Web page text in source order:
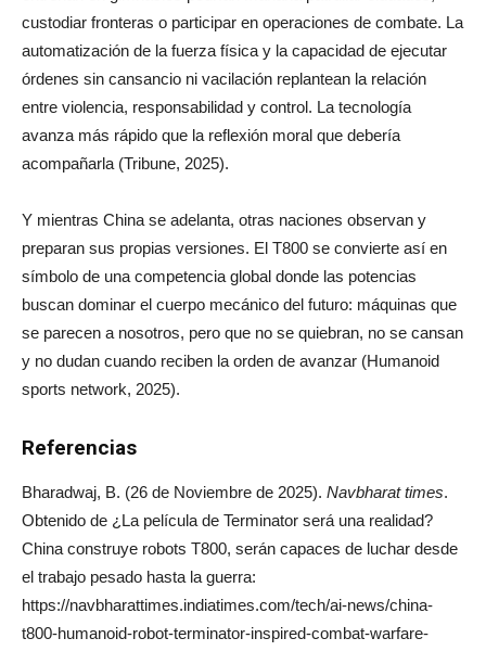
custodiar fronteras o participar en operaciones de combate. La
automatización de la fuerza física y la capacidad de ejecutar
órdenes sin cansancio ni vacilación replantean la relación
entre violencia, responsabilidad y control. La tecnología
avanza más rápido que la reflexión moral que debería
acompañarla (Tribune, 2025).
Y mientras China se adelanta, otras naciones observan y
preparan sus propias versiones. El T800 se convierte así en
símbolo de una competencia global donde las potencias
buscan dominar el cuerpo mecánico del futuro: máquinas que
se parecen a nosotros, pero que no se quiebran, no se cansan
y no dudan cuando reciben la orden de avanzar (Humanoid
sports network, 2025).
Referencias
Bharadwaj, B. (26 de Noviembre de 2025). Navbharat times.
Obtenido de ¿La película de Terminator será una realidad?
China construye robots T800, serán capaces de luchar desde
el trabajo pesado hasta la guerra:
https://navbharattimes.indiatimes.com/tech/ai-news/china-
t800-humanoid-robot-terminator-inspired-combat-warfare-